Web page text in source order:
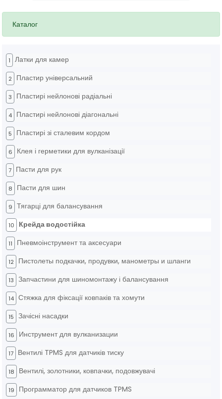
Каталог
1 Латки для камер
2 Пластир універсальний
3 Пластирі нейлонові радіальні
4 Пластирі нейлонові діагональні
5 Пластирі зі сталевим кордом
6 Клея і герметики для вулканізації
7 Пасти для рук
8 Пасти для шин
9 Тягарці для балансування
10 Крейда водостійка
11 Пневмоінструмент та аксесуари
12 Пистолеты подкачки, продувки, манометры и шланги
13 Запчастини для шиномонтажу і балансування
14 Стяжка для фіксації ковпаків та хомути
15 Зачісні насадки
16 Инструмент для вулканизации
17 Вентилі TPMS для датчиків тиску
18 Вентилі, золотники, ковпачки, подовжувачі
19 Программатор для датчиков TPMS